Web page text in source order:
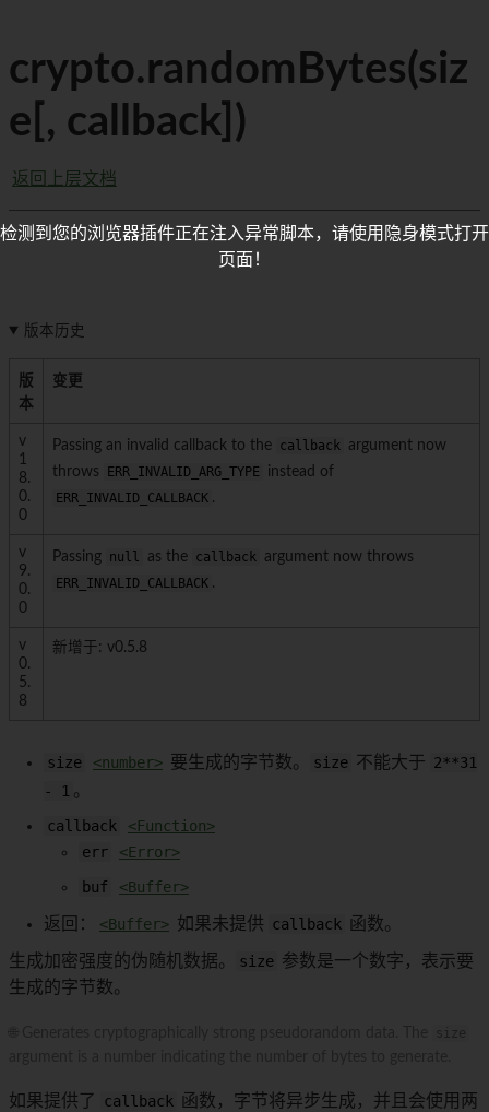
crypto.randomBytes(siz
e[, callback])
返回上层文档
版本历史
版
本
变更
v
1
8.
0.
0
Passing an invalid callback to the callback argument now
throws
ERR_INVALID_ARG_TYPE
instead of
ERR_INVALID_CALLBACK .
v
9.
0.
0
Passing null as the callback argument now throws
ERR_INVALID_CALLBACK .
v
0.
5.
8
新增于: v0.5.8
size <number> 要生成的字节数。 size 不能大于 2**31
- 1 。
callback
<Function>
err
<Error>
buf
<Buffer>
返回： <Buffer> 如果未提供 callback 函数。
生成加密强度的伪随机数据。 size 参数是一个数字，表示要
生成的字节数。
如果提供了 callback 函数，字节将异步生成，并且会使用两
检测到您的浏览器插件正在注入异常脚本，请使用隐身模式打开
页面！